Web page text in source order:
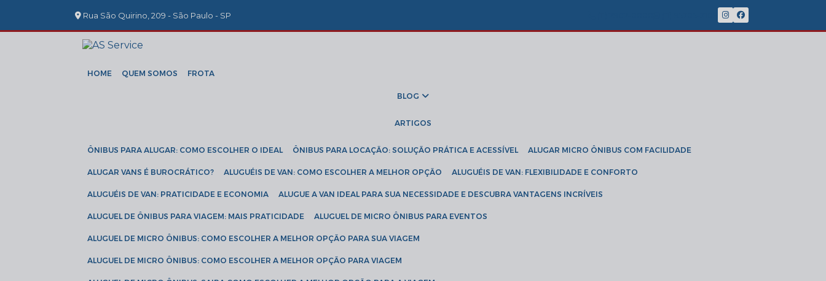
Rua São Quirino, 209 - São Paulo - SP
HOME QUEM SOMOS FROTA
BLOG
ARTIGOS
ÔNIBUS PARA ALUGAR: COMO ESCOLHER O IDEAL ÔNIBUS PARA LOCAÇÃO: SOLUÇÃO PRÁTICA E ACESSÍVEL ALUGAR MICRO ÔNIBUS COM FACILIDADE
ALUGAR VANS É BUROCRÁTICO? ALUGUÉIS DE VAN: COMO ESCOLHER A MELHOR OPÇÃO ALUGUÉIS DE VAN: FLEXIBILIDADE E CONFORTO
ALUGUÉIS DE VAN: PRATICIDADE E ECONOMIA ALUGUE A VAN IDEAL PARA SUA NECESSIDADE E DESCUBRA VANTAGENS INCRÍVEIS
ALUGUEL DE ÔNIBUS PARA VIAGEM: MAIS PRATICIDADE ALUGUEL DE MICRO ÔNIBUS PARA EVENTOS
ALUGUEL DE MICRO ÔNIBUS: COMO ESCOLHER A MELHOR OPÇÃO PARA SUA VIAGEM
ALUGUEL DE MICRO ÔNIBUS: COMO ESCOLHER A MELHOR OPÇÃO PARA VIAGEM